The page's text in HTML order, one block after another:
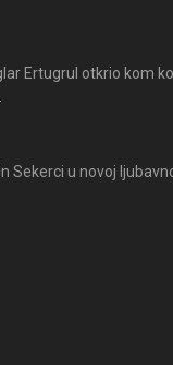
Ertugrul otkrio kom
Sekerci u novoj